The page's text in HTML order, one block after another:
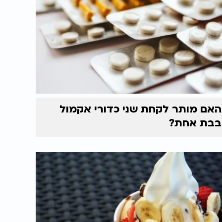
האם מותר לקחת שני כדורי אקמול
בבת אחת?